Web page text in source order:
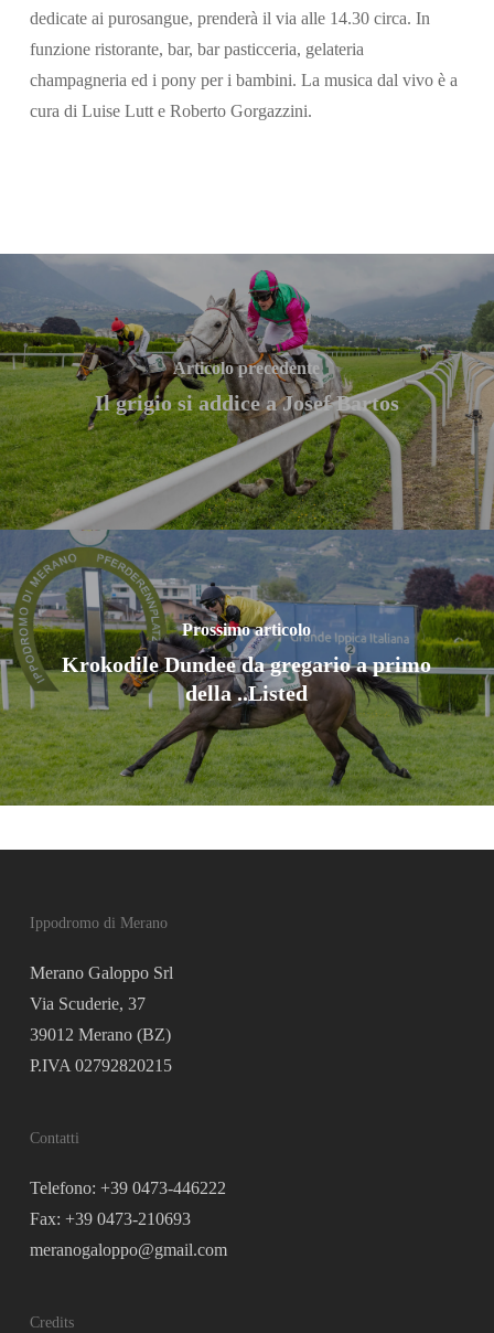
dedicate ai purosangue, prenderà il via alle 14.30 circa. In
funzione ristorante, bar, bar pasticceria, gelateria
champagneria ed i pony per i bambini. La musica dal vivo è a
cura di Luise Lutt e Roberto Gorgazzini.
Articolo precedente
Il grigio si addice a Josef Bartos
Prossimo articolo
Krokodile Dundee da gregario a primo
della ..Listed
Ippodromo di Merano
Merano Galoppo Srl
Via Scuderie, 37
39012 Merano (BZ)
P.IVA 02792820215
Contatti
Telefono: +39 0473-446222
Fax: +39 0473-210693
meranogaloppo@gmail.com
Credits